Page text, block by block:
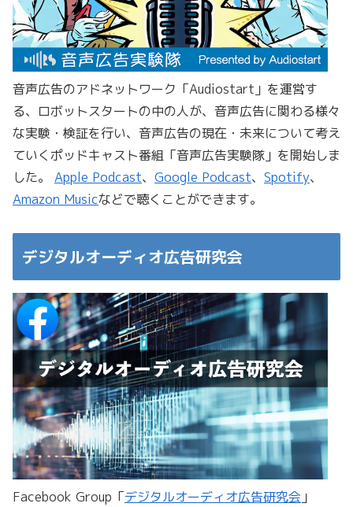
音声広告のアドネットワーク「Audiostart」を運営す
る、ロボットスタートの中の人が、音声広告に関わる様々
な実験・検証を行い、音声広告の現在・未来について考え
ていくポッドキャスト番組「音声広告実験隊」を開始しま
した。 Apple Podcast、 Google Podcast、 Spotify、
Amazon Musicなどで聴くことができます。
デジタルオーディオ広告研究会
Facebook Group「デジタルオーディオ広告研究会 」